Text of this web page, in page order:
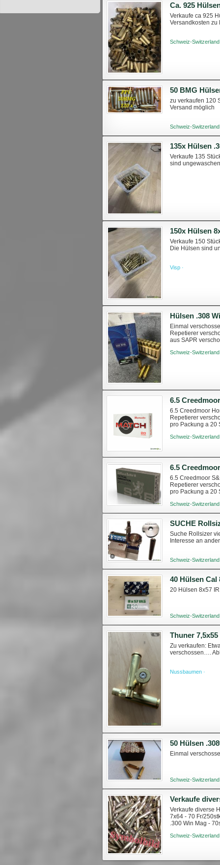
Ca. 925
Verkaufe ca 925
Versandkosten zu
Schweiz-
50 BMG
zu verkaufen 120
Versand möglich
Schweiz-
135x Hülsen
Verkaufe 135
sind
150x Hülsen
Verkaufe 150
Die Hülsen sind
Visp ·
Hülsen .308
Einmal
Repetierer
aus SAPR
Schweiz-
6.5
6.5 Creedmoor
Repetierer
pro Packung a 20
Schweiz-
6.5
6.5 Creedmoor
Repetierer
pro Packung a 20
Schweiz-
SUCHE
Suche Rollsizer
Interesse an
Schweiz-
40 Hülsen Cal
20 Hülsen 8x57
Schweiz-
Thuner 7,5x55
Zu verkaufen:
verschossen….
Nussbaumen ·
50 Hülsen
Einmal
Schweiz-
Verkaufe
Verkaufe diverse
7x64 - 70 Fr/
.300 Win Mag -
Schweiz-